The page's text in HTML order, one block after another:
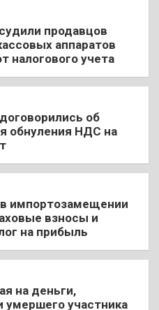
продавцов
аппаратов
налогового учета
об
обнуления НДС на
в импортозамещении
взносы и
на прибыль
на деньги,
умершего участника